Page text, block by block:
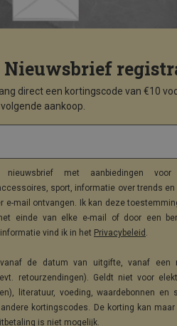
direct een kortingscode van €10
volgende aankoop.
met aanbiedingen voor
sport, informatie over trends
e-mail ontvangen. Ik kan deze
einde van elke e-mail of door een
vind ik in het Privacybeleid .
de datum van uitgifte, vanaf een
retourzendingen). Geldt niet voor
literatuur, voeding, waardebonnen en
kortingscodes. De korting kan maar
is niet mogelijk.